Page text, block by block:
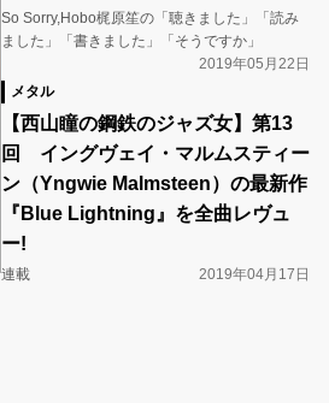
So Sorry,Hobo梶原笙の「聴きました」「読み
ました」「書きました」「そうですか」
2019年05月22日
メタル
【西山瞳の鋼鉄のジャズ女】第13
回 イングヴェイ・マルムスティー
ン（Yngwie Malmsteen）の最新作
『Blue Lightning』を全曲レヴュ
ー!
連載 2019年04月17日